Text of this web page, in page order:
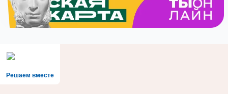
Решаем вместе